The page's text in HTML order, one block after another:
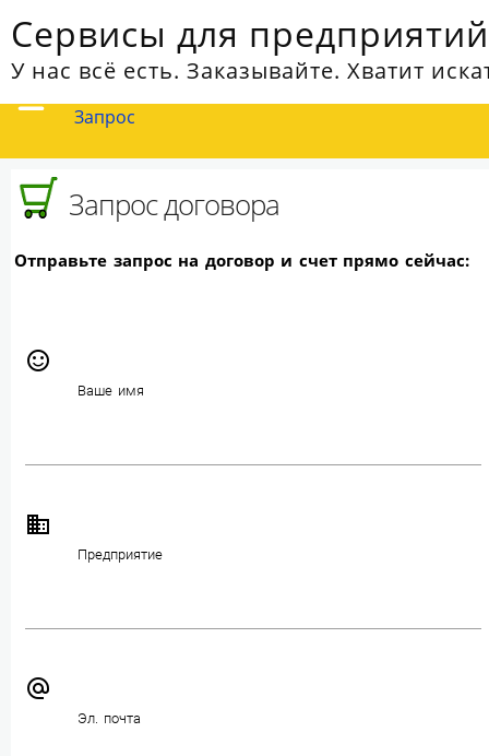
Сервисы для
У нас всё есть. Заказывайте. Хватит
Запрос
Запрос договора
Отправьте запрос на договор и счет прямо сейчас:
sentiment_satisfied_alt
Ваше имя
business
Предприятие
alternate_email
Эл. почта